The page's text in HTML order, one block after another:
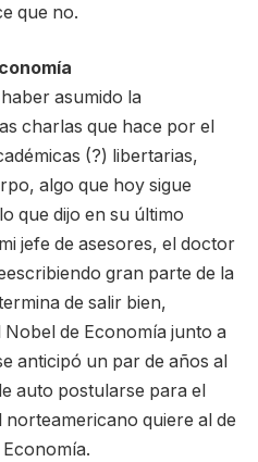
que no.
asumido la
charlas que hace por el
(?) libertarias,
algo que hoy sigue
que dijo en su último
jefe de asesores, el doctor
gran parte de la
de salir bien,
de Economía junto a
anticipó un par de años al
auto postularse para el
quiere al de